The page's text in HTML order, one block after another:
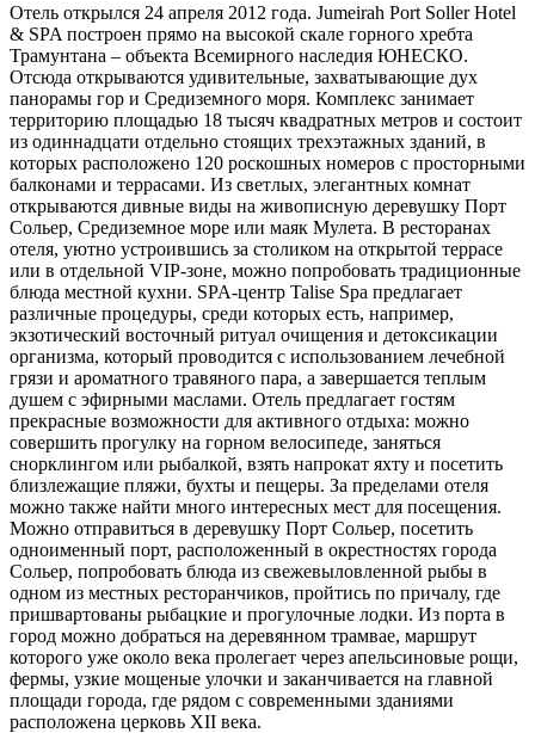
Отель открылся 24 апреля 2012 года. Jumeirah Port Soller Hotel
& SPA построен прямо на высокой скале горного хребта
Трамунтана – объекта Всемирного наследия ЮНЕСКО.
Отсюда открываются удивительные, захватывающие дух
панорамы гор и Средиземного моря. Комплекс занимает
территорию площадью 18 тысяч квадратных метров и состоит
из одиннадцати отдельно стоящих трехэтажных зданий, в
которых расположено 120 роскошных номеров с просторными
балконами и террасами. Из светлых, элегантных комнат
открываются дивные виды на живописную деревушку Порт
Сольер, Средиземное море или маяк Мулета. В ресторанах
отеля, уютно устроившись за столиком на открытой террасе
или в отдельной VIP-зоне, можно попробовать традиционные
блюда местной кухни. SPA-центр Talise Spa предлагает
различные процедуры, среди которых есть, например,
экзотический восточный ритуал очищения и детоксикации
организма, который проводится с использованием лечебной
грязи и ароматного травяного пара, а завершается теплым
душем с эфирными маслами. Отель предлагает гостям
прекрасные возможности для активного отдыха: можно
совершить прогулку на горном велосипеде, заняться
снорклингом или рыбалкой, взять напрокат яхту и посетить
близлежащие пляжи, бухты и пещеры. За пределами отеля
можно также найти много интересных мест для посещения.
Можно отправиться в деревушку Порт Сольер, посетить
одноименный порт, расположенный в окрестностях города
Сольер, попробовать блюда из свежевыловленной рыбы в
одном из местных ресторанчиков, пройтись по причалу, где
пришвартованы рыбацкие и прогулочные лодки. Из порта в
город можно добраться на деревянном трамвае, маршрут
которого уже около века пролегает через апельсиновые рощи,
фермы, узкие мощеные улочки и заканчивается на главной
площади города, где рядом с современными зданиями
расположена церковь XII века.